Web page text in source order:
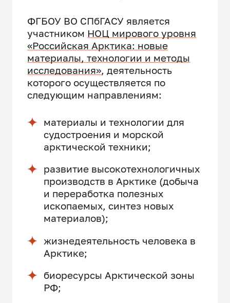
ФГБОУ ВО СПбГАСУ является
участником НОЦ мирового уровня
«Российская Арктика: новые
материалы, технологии и методы
исследования», деятельность
которого осуществляется по
следующим направлениям:
материалы и технологии для
судостроения и морской
арктической техники;
развитие высокотехнологичных
производств в Арктике (добыча
и переработка полезных
ископаемых, синтез новых
материалов);
жизнедеятельность человека в
Арктике;
биоресурсы Арктической зоны
РФ;